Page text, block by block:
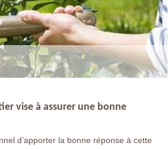
vise à assurer une bonne
d’apporter la bonne réponse à cette